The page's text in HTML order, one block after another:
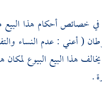
خصائص أحكام هذا البيع
( أعني : عدم النساء
هذا البيع البيوع
.